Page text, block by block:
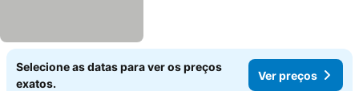
Selecione as datas para ver os preços
exatos.
Ver preços